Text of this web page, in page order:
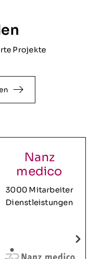
Projekte
Nanz
medico
3000 Mitarbeiter
Dienstleistungen